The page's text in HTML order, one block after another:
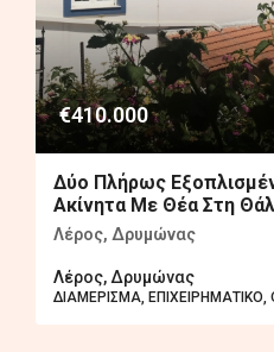
€410.000
Δύο Πλήρως
Ακίνητα Με Θέα Στη
Λέρος, Δρυμώνας
Λέρος, Δρυμώνας
ΔΙΑΜΈΡΙΣΜΑ, ΕΠΙΧΕΙΡΗΜΑΤΙΚΌ,